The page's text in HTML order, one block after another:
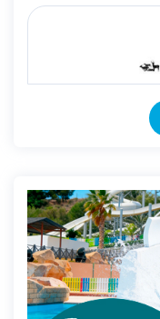
cual permite a los